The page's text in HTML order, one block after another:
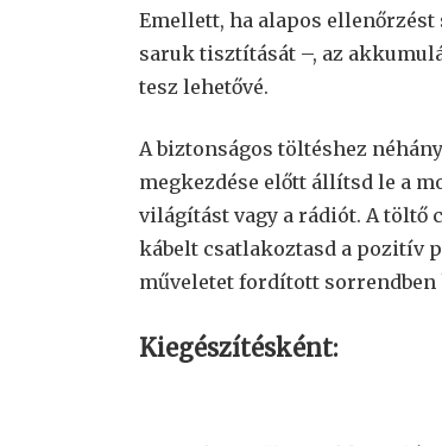
Emellett, ha alapos
saruk tisztítását –, az
tesz lehetővé.
A biztonságos töltéshez
megkezdése előtt állítsd le a
világítást vagy a rádiót. A töltő
kábelt csatlakoztasd a pozitív
műveletet fordított sorrendben
Kiegészítésként: